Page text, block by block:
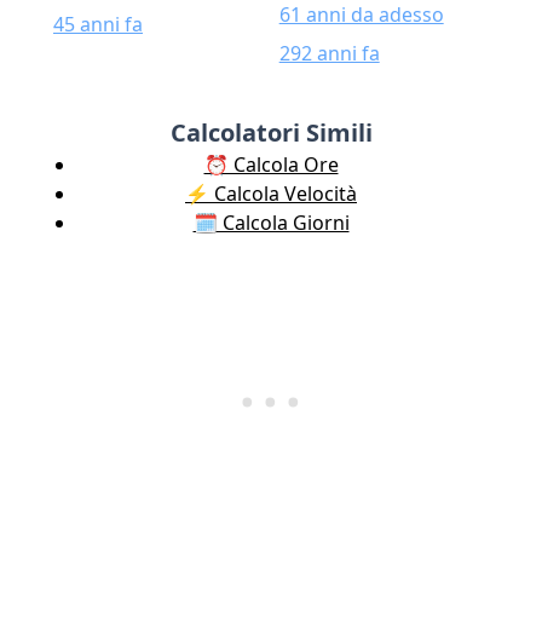
45 anni fa
61 anni da adesso
292 anni fa
Calcolatori Simili
⏰ Calcola Ore
⚡️ Calcola Velocità
🗓️ Calcola Giorni